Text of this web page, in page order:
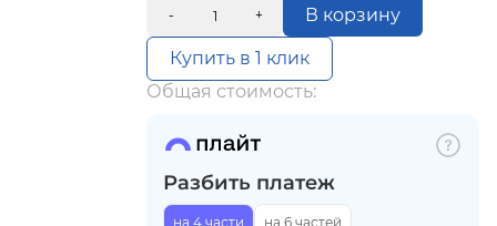
- + В корзину
Купить в 1 клик
Общая стоимость:
Разбить платеж
на 4 части на 6 частей